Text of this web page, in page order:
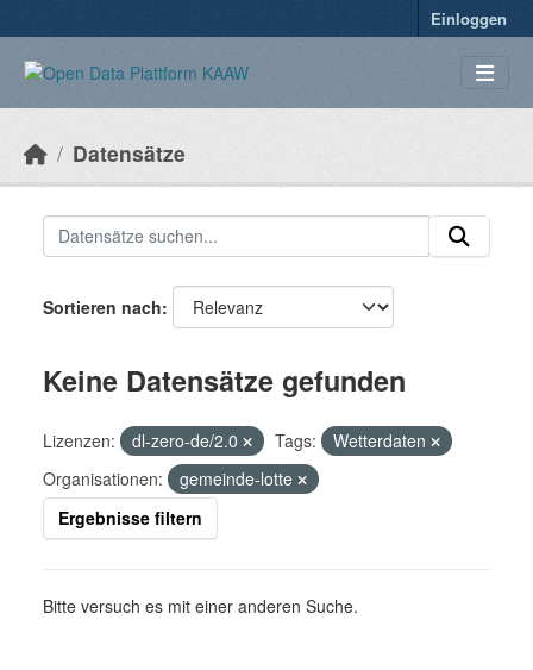
Einloggen
Datensätze
Sortieren nach
Keine Datensätze gefunden
Lizenzen: dl-zero-de/2.0 Tags:
Wetterdaten
Organisationen:
gemeinde-lotte
Ergebnisse filtern
Bitte versuch es mit einer anderen Suche.